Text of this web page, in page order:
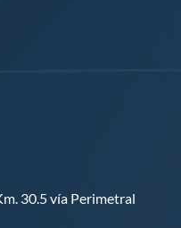
30.5 vía Perimetral